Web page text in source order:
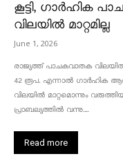
കൂട്ടി, ഗാർഹിക
വിലയിൽ മാറ്റമില്ല
June 1, 2026
രാജ്യത്ത് പാചകവാതക
42 രൂപ. എന്നാൽ ഗാർഹിക
വിലയിൽ മാറ്റമൊന്നും
പ്രാബല്യത്തിൽ വന്നു....
Read more